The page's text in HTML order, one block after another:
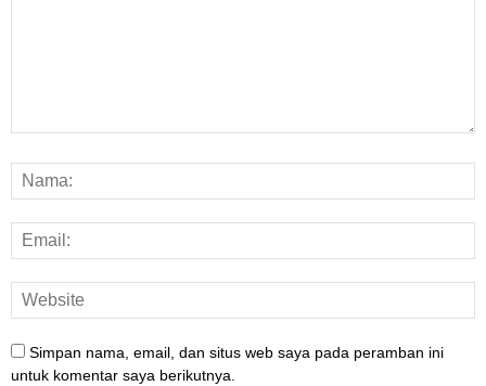
Simpan nama, email, dan situs web saya pada peramban ini
untuk komentar saya berikutnya.